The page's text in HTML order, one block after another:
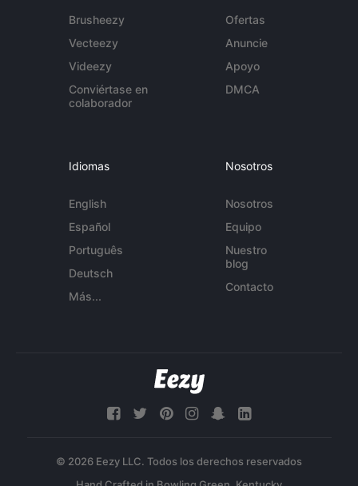
Brusheezy
Vecteezy
Videezy
Conviértase en
colaborador
Ofertas
Anuncie
Apoyo
DMCA
Idiomas
English
Español
Português
Deutsch
Más...
Nosotros
Nosotros
Equipo
Nuestro
blog
Contacto
© 2026 Eezy LLC. Todos los derechos reservados